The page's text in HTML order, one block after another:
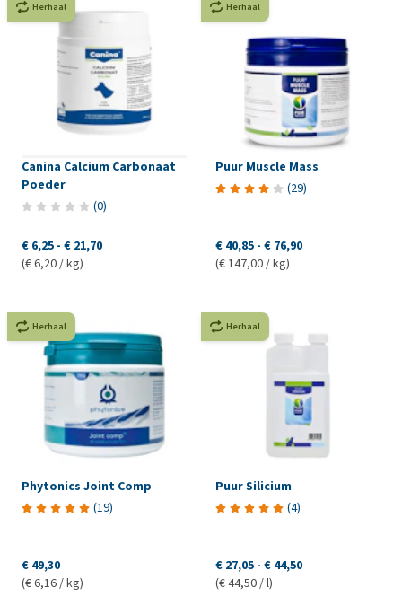
Herhaal
Canina Calcium Carbonaat
Poeder
(0)
€ 6,25 - € 21,70
(€ 6,20 / kg)
Herhaal
Puur Muscle Mass
(29)
€ 40,85 - € 76,90
(€ 147,00 / kg)
Herhaal
Phytonics Joint Comp
(19)
€ 49,30
(€ 6,16 / kg)
Herhaal
Puur Silicium
(4)
€ 27,05 - € 44,50
(€ 44,50 / l)